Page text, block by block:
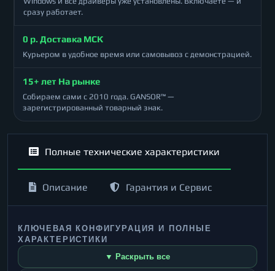
сразу работает.
0 р. Доставка МСК
Курьером в удобное время или самовывоз с демонстрацией.
15+ лет На рынке
Собираем сами с 2010 года. GANSOR™ —
зарегистрированный товарный знак.
Полные технические характеристики
Описание Гарантия и Сервис
КЛЮЧЕВАЯ КОНФИГУРАЦИЯ И ПОЛНЫЕ
ХАРАКТЕРИСТИКИ
▼ Раскрыть все